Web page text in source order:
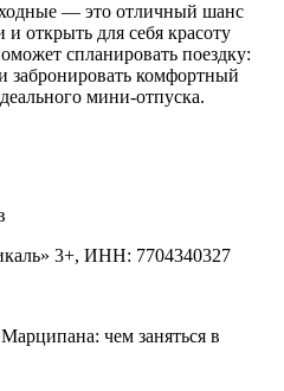
— это отличный шанс
открыть для себя красоту
спланировать поездку:
забронировать комфортный
мини-отпуска.
3+, ИНН: 7704340327
чем заняться в